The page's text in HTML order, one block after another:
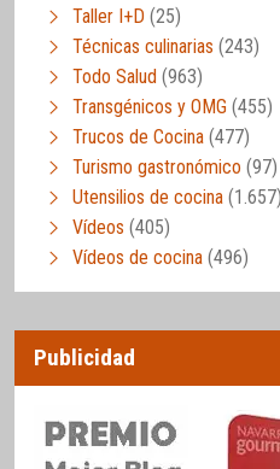
Taller I+D (25)
Técnicas culinarias (243)
Todo Salud (963)
Transgénicos y OMG (455)
Trucos de Cocina (477)
Turismo gastronómico (97)
Utensilios de cocina (1.657)
Vídeos (405)
Vídeos de cocina (496)
Publicidad